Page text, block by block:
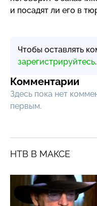
и посадят ли его в
Чтобы оставлять
зарегистрируйтесь.
Комментарии
Здесь пока нет
первым.
НТВ В МАКСЕ